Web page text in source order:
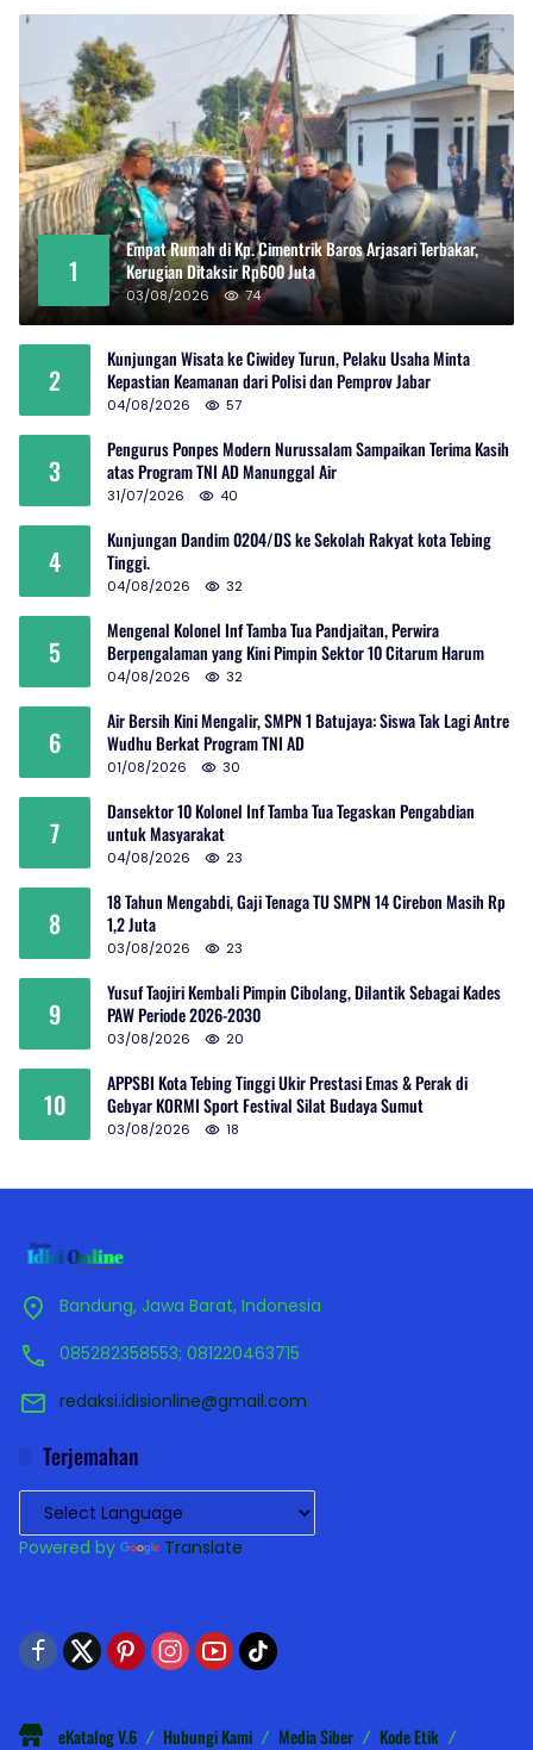
1
Empat Rumah di Kp. Cimentrik Baros Arjasari Terbakar,
Kerugian Ditaksir Rp600 Juta
03/08/2026 74
2
Kunjungan Wisata ke Ciwidey Turun, Pelaku Usaha Minta
Kepastian Keamanan dari Polisi dan Pemprov Jabar
04/08/2026 57
3
Pengurus Ponpes Modern Nurussalam Sampaikan Terima Kasih
atas Program TNI AD Manunggal Air
31/07/2026 40
4
Kunjungan Dandim 0204/DS ke Sekolah Rakyat kota Tebing
Tinggi.
04/08/2026 32
5
Mengenal Kolonel Inf Tamba Tua Pandjaitan, Perwira
Berpengalaman yang Kini Pimpin Sektor 10 Citarum Harum
04/08/2026 32
6
Air Bersih Kini Mengalir, SMPN 1 Batujaya: Siswa Tak Lagi Antre
Wudhu Berkat Program TNI AD
01/08/2026 30
7
Dansektor 10 Kolonel Inf Tamba Tua Tegaskan Pengabdian
untuk Masyarakat
04/08/2026 23
8
18 Tahun Mengabdi, Gaji Tenaga TU SMPN 14 Cirebon Masih Rp
1,2 Juta
03/08/2026 23
9
Yusuf Taojiri Kembali Pimpin Cibolang, Dilantik Sebagai Kades
PAW Periode 2026-2030
03/08/2026 20
10
APPSBI Kota Tebing Tinggi Ukir Prestasi Emas & Perak di
Gebyar KORMI Sport Festival Silat Budaya Sumut
03/08/2026 18
Bandung, Jawa Barat, Indonesia
085282358553; 081220463715
redaksi.idisionline@gmail.com
Terjemahan
Powered by Translate
eKatalog V.6 Hubungi Kami Media Siber Kode Etik